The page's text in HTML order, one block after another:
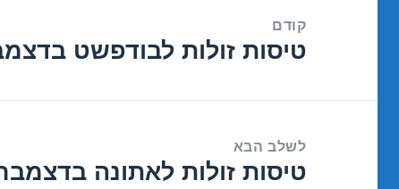
קודם
הפוסט
טיסות זולות לבודפשט בדצמבר 23/12/
לשלב הבא
הפוסט
טיסות זולות לאתונה בדצמבר 21/12/